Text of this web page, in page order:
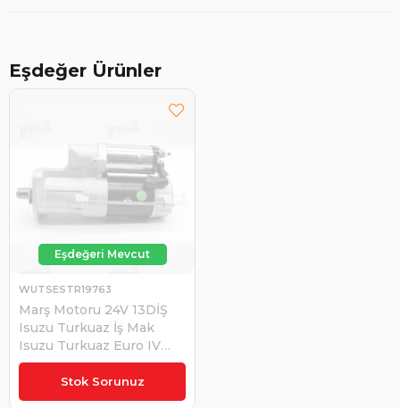
Eşdeğer Ürünler
Stok Sorunuz
Marş Motoru 24V 13DİŞ
Isuzu Turkuaz İş Mak
Isuzu Turkuaz Euro IV
4HK1 Motorlu İş
Makinalarına Sumıtomo
Jcb Excavatör | WUTSE
WUTSESTR19763
₺10.466,19